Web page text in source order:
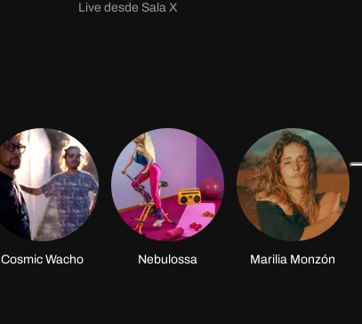
Live desde Sala X
Cosmic Wacho Nebulossa Marilia Monzón